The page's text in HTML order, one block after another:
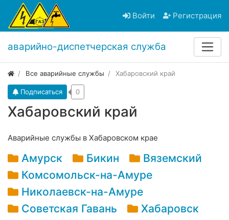
Войти Регистрация
аварийно-диспетчерская служба
Все аварийные службы Хабаровский край
Хабаровский край
Подписаться 0
Аварийные службы в Хабаровском крае
Амурск Бикин
Вяземский
Комсомольск-на-Амуре
Николаевск-на-Амуре
Советская Гавань
Хабаровск